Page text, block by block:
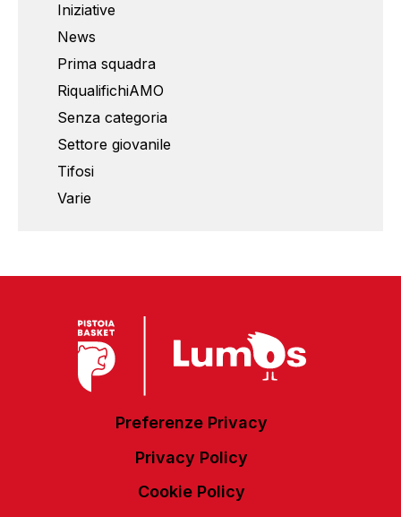
Iniziative
News
Prima squadra
RiqualifichiAMO
Senza categoria
Settore giovanile
Tifosi
Varie
Preferenze Privacy
Privacy Policy
Cookie Policy